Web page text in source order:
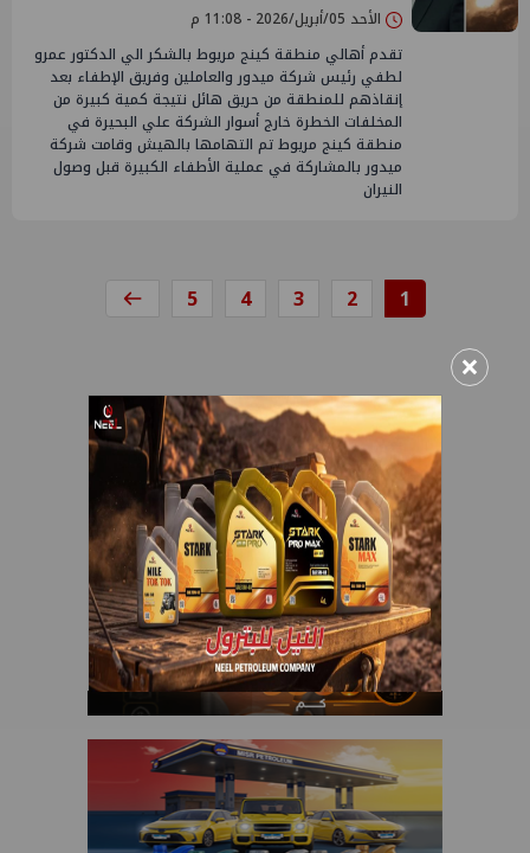
الأحد 05/أبريل/2026 - 11:08 م
تقدم أهالي منطقة كينج مريوط بالشكر الي الدكتور عمرو
لطفي رئيس شركة ميدور والعاملين وفريق الإطفاء بعد
إنقاذهم للمنطقة من حريق هائل نتيجة كمية كبيرة من
المخلفات الخطرة خارج أسوار الشركة علي البحيرة في
منطقة كينج مريوط تم التهامها بالهيش وقامت شركة
ميدور بالمشاركة في عملية الأطفاء الكبيرة قبل وصول
النيران
1
2
3
4
5
×